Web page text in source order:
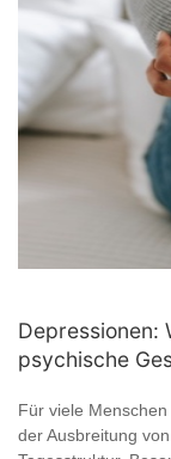
Depressionen:
psychische
Für viele
der Ausbreitung